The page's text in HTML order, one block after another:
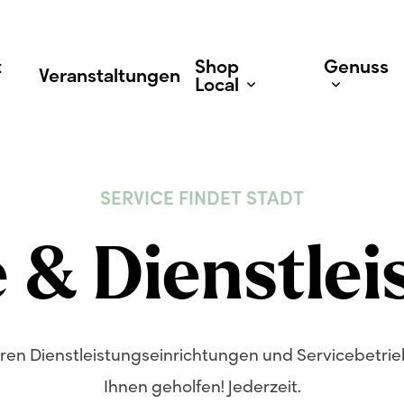
Veranstaltungen Shop
Local
Geschäfte
Genuss
SERVICE FINDET STADT
&
Dienstleistungseinrichtungen und
Ihnen geholfen! Jederzeit.